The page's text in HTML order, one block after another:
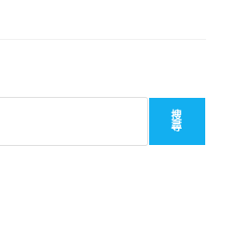
搜
尋